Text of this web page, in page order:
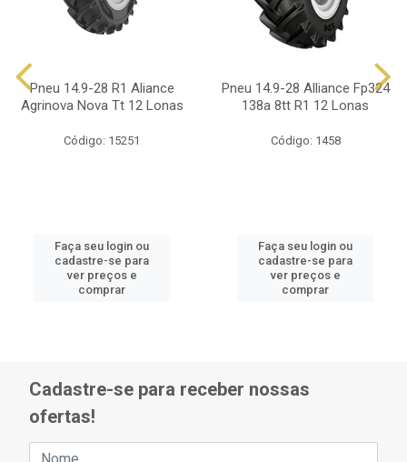
Pneu 14.9-28 R1 Aliance
Agrinova Nova Tt 12 Lonas
Código: 15251
Faça seu login ou
cadastre-se para
ver preços e
comprar
Pneu 14.9-28 Alliance Fp324
138a 8tt R1 12 Lonas
Código: 1458
Faça seu login ou
cadastre-se para
ver preços e
comprar
Cadastre-se para receber nossas
ofertas!